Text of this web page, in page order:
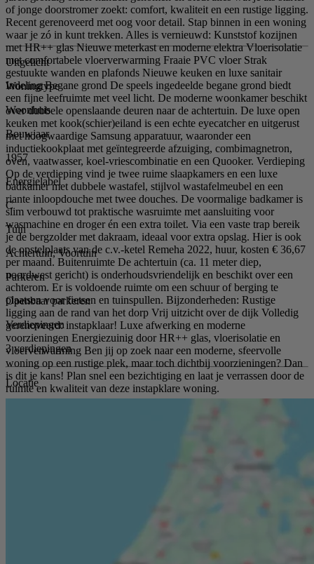
of jonge doorstromer zoekt: comfort, kwaliteit en een rustige ligging.
Recent gerenoveerd met oog voor detail. Stap binnen in een woning
waar je zó in kunt trekken. Alles is vernieuwd: Kunststof kozijnen
met HR++ glas Nieuwe meterkast en moderne elektra Vloerisolatie
met comfortabele vloerverwarming Fraaie PVC vloer Strak
gestuukte wanden en plafonds Nieuwe keuken en luxe sanitair
Indeling Begane grond De speels ingedeelde begane grond biedt
een fijne leefruimte met veel licht. De moderne woonkamer beschikt
over dubbele openslaande deuren naar de achtertuin. De luxe open
keuken met kook(schier)eiland is een echte eyecatcher en uitgerust
met hoogwaardige Samsung apparatuur, waaronder een
inductiekookplaat met geïntegreerde afzuiging, combimagnetron,
oven, vaatwasser, koel-vriescombinatie en een Quooker. Verdieping
Op de verdieping vind je twee ruime slaapkamers en een luxe
badkamer met dubbele wastafel, stijlvol wastafelmeubel en een
riante inloopdouche met twee douches. De voormalige badkamer is
slim verbouwd tot praktische wasruimte met aansluiting voor
wasmachine en droger én een extra toilet. Via een vaste trap bereik
je de bergzolder met dakraam, ideaal voor extra opslag. Hier is ook
de opstelplaats van de c.v.-ketel Remeha 2022, huur, kosten € 36,67
per maand. Buitenruimte De achtertuin (ca. 11 meter diep,
noordwest gericht) is onderhoudsvriendelijk en beschikt over een
achterom. Er is voldoende ruimte om een schuur of berging te
plaatsen voor fietsen en tuinspullen. Bijzonderheden: Rustige
ligging aan de rand van het dorp Vrij uitzicht over de dijk Volledig
gerenoveerd: instapklaar! Luxe afwerking en moderne
voorzieningen Energiezuinig door HR++ glas, vloerisolatie en
vloerverwarming Ben jij op zoek naar een moderne, sfeervolle
woning op een rustige plek, maar toch dichtbij voorzieningen? Dan
is dit je kans! Plan snel een bezichtiging en laat je verrassen door de
ruimte en kwaliteit van deze instapklare woning.
Uitgelicht
Woningtype
Woonhuis
Bouwjaar
1957
Energielabel
C
Tuin
Achtertuin, Voortuin
Parkeren
Openbaar parkeren
Verdiepingen
3 verdiepingen
Locatie